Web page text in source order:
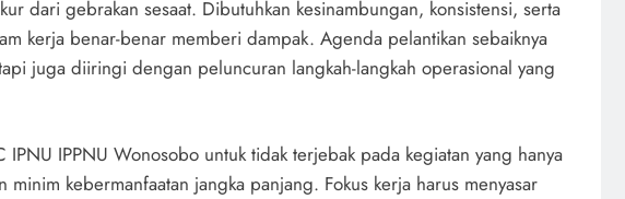
dari gebrakan sesaat. Dibutuhkan kesinambungan, konsistensi, serta
kerja benar-benar memberi dampak. Agenda pelantikan sebaiknya
juga diiringi dengan peluncuran langkah-langkah operasional yang
IPPNU Wonosobo untuk tidak terjebak pada kegiatan yang hanya
minim kebermanfaatan jangka panjang. Fokus kerja harus menyasar